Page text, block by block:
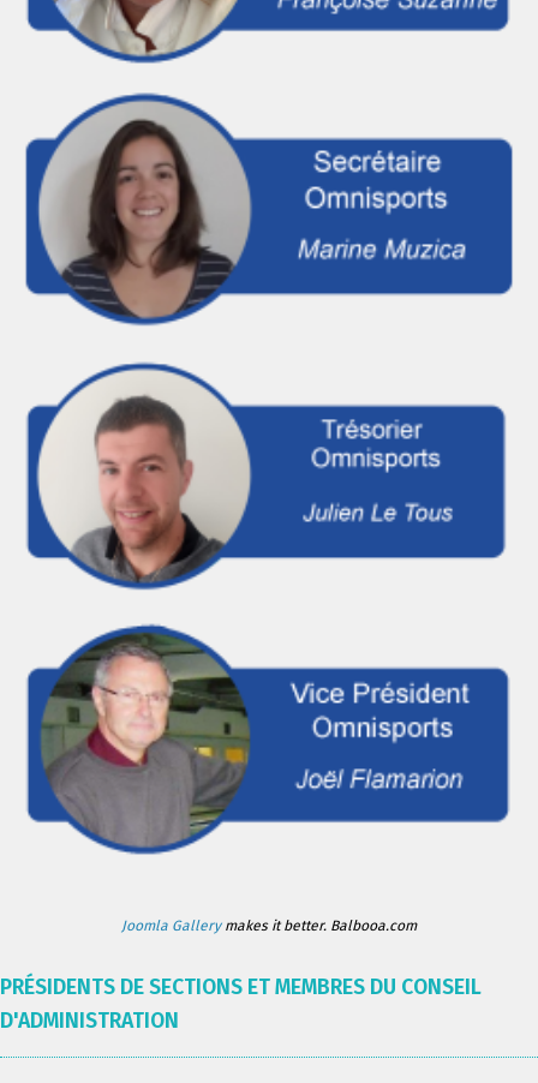
Joomla Gallerymakes it better. Balbooa.com
PRÉSIDENTS DE SECTIONS ET MEMBRES DU CONSEIL
D'ADMINISTRATION